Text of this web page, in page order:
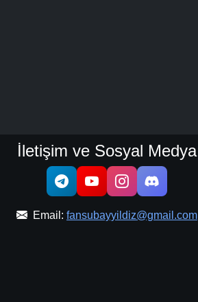
İletişim ve Sosyal Medya
Email: fansubayyildiz@gmail.com